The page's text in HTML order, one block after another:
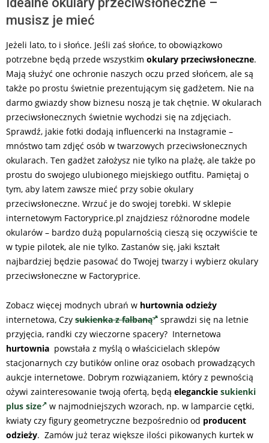
musisz je mieć
Jeżeli lato, to i słońce. Jeśli zaś słońce, to obowiązkowo
potrzebne będą przede wszystkim okulary przeciwsłoneczne.
Mają służyć one ochronie naszych oczu przed słońcem, ale są
także po prostu świetnie prezentującym się gadżetem. Nie na
darmo gwiazdy show biznesu noszą je tak chętnie. W okularach
przeciwsłonecznych świetnie wychodzi się na zdjęciach.
Sprawdź, jakie fotki dodają influencerki na Instagramie –
mnóstwo tam zdjęć osób w twarzowych przeciwsłonecznych
okularach. Ten gadżet założysz nie tylko na plażę, ale także po
prostu do swojego ulubionego miejskiego outfitu. Pamiętaj o
tym, aby latem zawsze mieć przy sobie okulary
przeciwsłoneczne. Wrzuć je do swojej torebki. W sklepie
internetowym Factoryprice.pl znajdziesz różnorodne modele
okularów – bardzo dużą popularnością cieszą się oczywiście te
w typie pilotek, ale nie tylko. Zastanów się, jaki kształt
najbardziej będzie pasować do Twojej twarzy i wybierz okulary
przeciwsłoneczne w Factoryprice.
Zobacz więcej modnych ubrań w hurtownia odzieży
internetowa, Czy sukienka z falbaną
sprawdzi się na letnie
przyjęcia, randki czy wieczorne spacery? Internetowa
hurtownia powstała z myślą o właścicielach sklepów
stacjonarnych czy butików online oraz osobach prowadzących
aukcje internetowe. Dobrym rozwiązaniem, który z pewnością
ożywi zainteresowanie twoją ofertą, będą eleganckie sukienki
plus size
w najmodniejszych wzorach, np. w lamparcie cętki,
kwiaty czy figury geometryczne bezpośrednio od producent
odzieży. Zamów już teraz większe ilości pikowanych kurtek w